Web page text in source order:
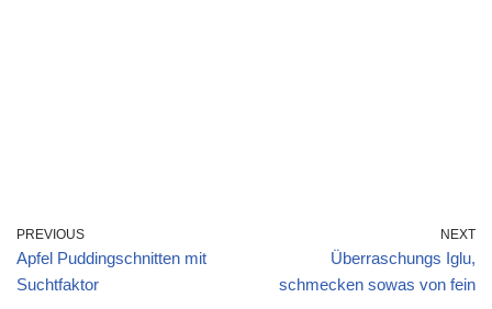
PREVIOUS
Apfel Puddingschnitten mit
Suchtfaktor
NEXT
Überraschungs Iglu,
schmecken sowas von fein